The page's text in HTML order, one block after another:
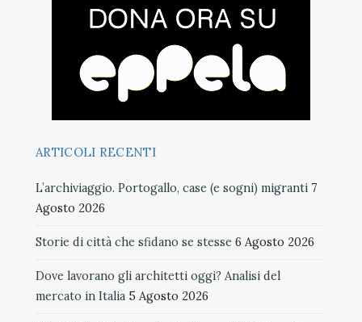
ARTICOLI RECENTI
L’archiviaggio. Portogallo, case (e sogni) migranti 7
Agosto 2026
Storie di città che sfidano se stesse 6 Agosto 2026
Dove lavorano gli architetti oggi? Analisi del
mercato in Italia 5 Agosto 2026